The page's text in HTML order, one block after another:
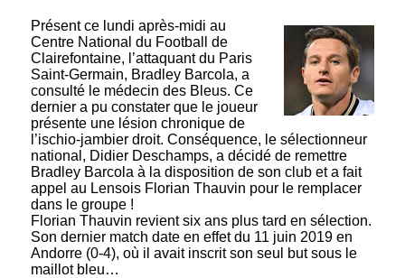
Présent ce lundi après-midi au
Centre National du Football de
Clairefontaine, l’attaquant du Paris
Saint-Germain, Bradley Barcola, a
consulté le médecin des Bleus. Ce
dernier a pu constater que le joueur
présente une lésion chronique de
l’ischio-jambier droit. Conséquence, le sélectionneur
national, Didier Deschamps, a décidé de remettre
Bradley Barcola à la disposition de son club et a fait
appel au Lensois Florian Thauvin pour le remplacer
dans le groupe !
Florian Thauvin revient six ans plus tard en sélection.
Son dernier match date en effet du 11 juin 2019 en
Andorre (0-4), où il avait inscrit son seul but sous le
maillot bleu…